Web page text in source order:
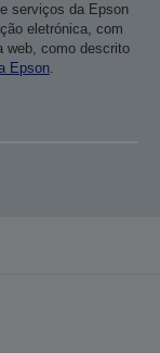
serviços da Epson
eletrónica, com
web, como descrito
Epson.